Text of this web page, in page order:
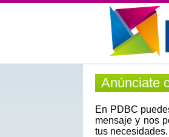
Anúnciate
En PDBC
mensaje y nos
tus necesidades.